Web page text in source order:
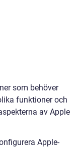
som behöver
funktioner och
av Apple
Apple-